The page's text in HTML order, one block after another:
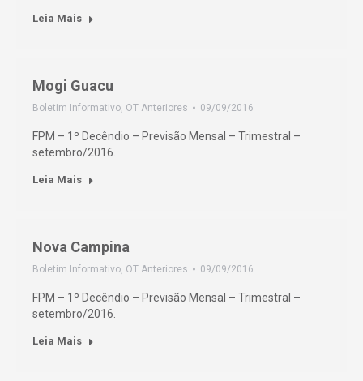
Leia Mais
Mogi Guacu
Boletim Informativo, OT Anteriores 09/09/2016
FPM – 1º Decêndio – Previsão Mensal – Trimestral –
setembro/2016.
Leia Mais
Nova Campina
Boletim Informativo, OT Anteriores 09/09/2016
FPM – 1º Decêndio – Previsão Mensal – Trimestral –
setembro/2016.
Leia Mais